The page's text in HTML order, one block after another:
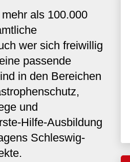
als 100.000
wer sich freiwillig
passende
in den Bereichen
und
Hilfe-Ausbildung
Schleswig-